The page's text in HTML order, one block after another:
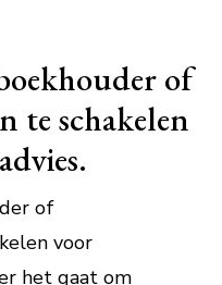
of
te schakelen
of
voor
het gaat om